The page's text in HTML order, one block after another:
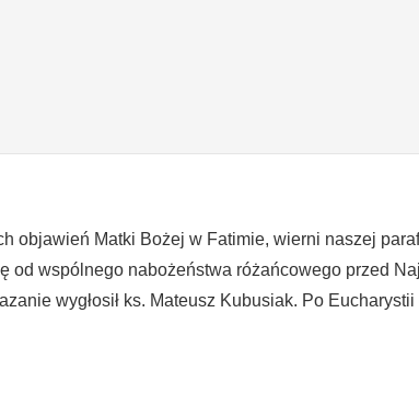
objawień Matki Bożej w Fatimie, wierni naszej
od wspólnego nabożeństwa różańcowego przed
wygłosił ks. Mateusz Kubusiak. Po